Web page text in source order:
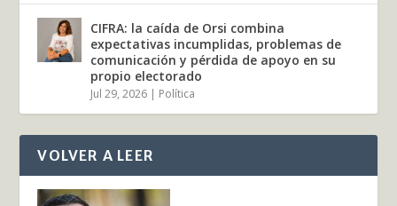
CIFRA: la caída de Orsi combina
expectativas incumplidas, problemas de
comunicación y pérdida de apoyo en su
propio electorado
Jul 29, 2026 | Política
VOLVER A LEER